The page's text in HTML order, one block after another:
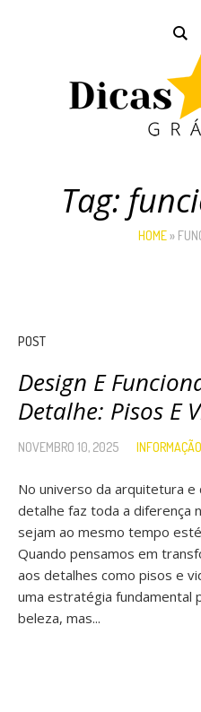
Tag:
HOME»
POST
Design E
Detalhe: Pisos E
NOVEMBRO 10, 2025 INFORMAÇÃO
No universo da arquitetura
detalhe faz toda a diferença
sejam ao mesmo tempo
Quando pensamos em
aos detalhes como pisos e
uma estratégia fundamental
beleza, mas...